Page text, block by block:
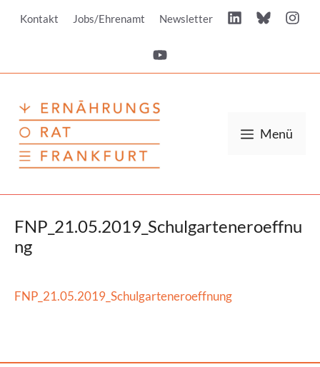
InhaltKontakt Jobs/Ehrenamt Newsletter
Menü
FNP_21.05.2019_Schulgarteneroeffnu
ng
FNP_21.05.2019_Schulgarteneroeffnung